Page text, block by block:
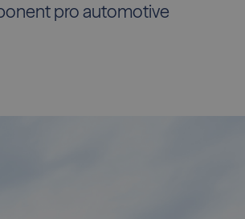
pro automotive